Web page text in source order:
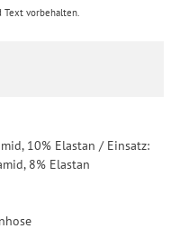
vorbehalten.
10% Elastan / Einsatz:
8% Elastan